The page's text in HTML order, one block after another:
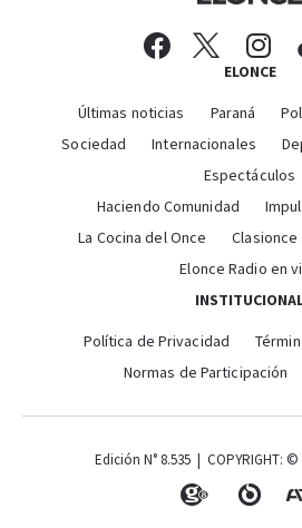
ELONCE
Últimas noticias Paraná
Sociedad
Internacionales
Espectáculos
Haciendo Comunidad
La Cocina del Once
Clasionce
Elonce Radio en
Política de Privacidad
Normas de Participación
Edición N° 8.535 | COPYRIGHT: